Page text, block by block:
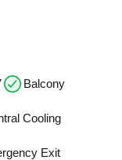
Balcony
Cooling
Exit